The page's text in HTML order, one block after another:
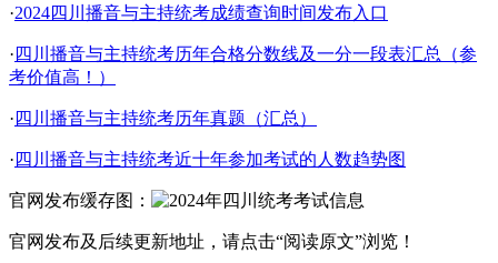
·2024四川播音与主持统考成绩查询时间发布入口
· 四川播音与主持统考历年合格分数线及一分一段表汇总（参
考价值高！）
· 四川播音与主持统考历年真题（汇总）
· 四川播音与主持统考近十年参加考试的人数趋势图
官网发布缓存图：
官网发布及后续更新地址，请点击“阅读原文”浏览！